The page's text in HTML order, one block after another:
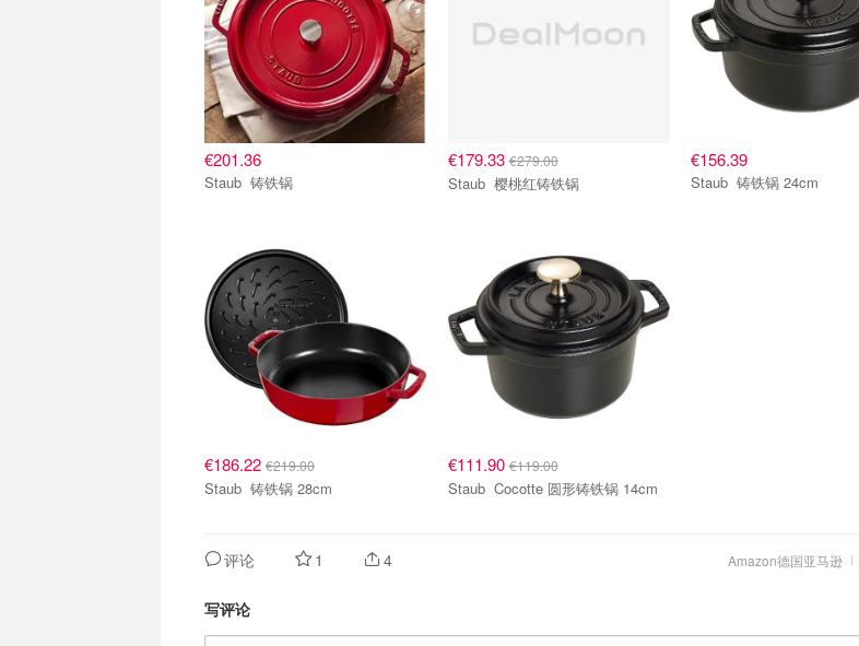
€201.36
Staub 铸铁锅
€179.33€279.00
Staub 樱桃红铸铁锅
€156.39
Staub 铸铁锅 24cm
€186.22 €219.00
Staub 铸铁锅 28cm
€111.90€119.00
Staub Cocotte 圆形铸铁锅 14cm
Amazon德国亚马逊
评论 1 4
写评论